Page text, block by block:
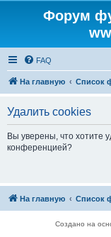
Форум
FAQ
На главную Список
Удалить cookies
Вы уверены, что хотите
конференцией?
На главную Список
Создано на